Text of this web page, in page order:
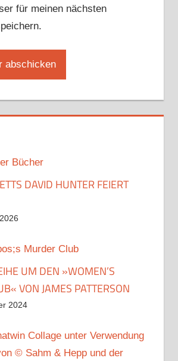
für meinen nächsten
DAVID HUNTER FEIERT
UM DEN »WOMEN’S
VON JAMES PATTERSON
2024